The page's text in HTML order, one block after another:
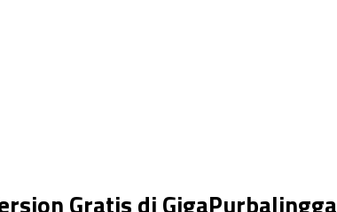
Gratis di GigaPurbalingga